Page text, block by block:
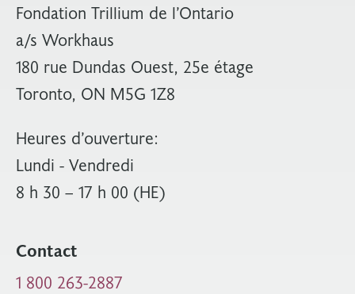
Fondation Trillium de l’Ontario
a/s Workhaus
180 rue Dundas Ouest, 25e étage
Toronto, ON M5G 1Z8
Heures d’ouverture:
Lundi - Vendredi
8 h 30 – 17 h 00 (HE)
Contact
1 800 263-2887